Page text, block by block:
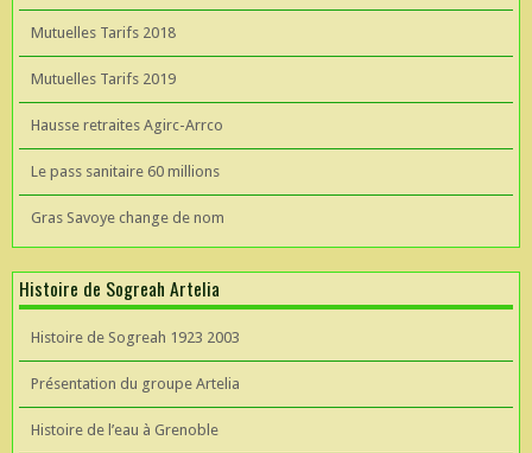
Mutuelles Tarifs 2018
Mutuelles Tarifs 2019
Hausse retraites Agirc-Arrco
Le pass sanitaire 60 millions
Gras Savoye change de nom
Histoire de Sogreah Artelia
Histoire de Sogreah 1923 2003
Présentation du groupe Artelia
Histoire de l’eau à Grenoble